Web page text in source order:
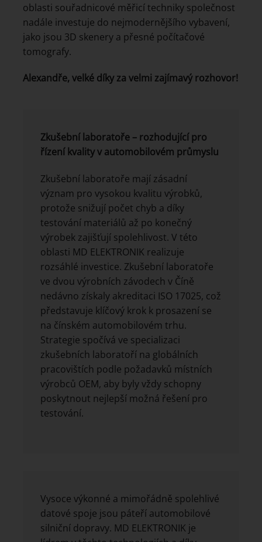
oblasti souřadnicové měřicí techniky společnost
nadále investuje do nejmodernějšího vybavení,
jako jsou 3D skenery a přesné počítačové
tomografy.
Alexandře, velké díky za velmi zajímavý rozhovor!
Zkušební laboratoře – rozhodující pro
řízení kvality v automobilovém průmyslu
Zkušební laboratoře mají zásadní
význam pro vysokou kvalitu výrobků,
protože snižují počet chyb a díky
testování materiálů až po konečný
výrobek zajišťují spolehlivost. V této
oblasti MD ELEKTRONIK realizuje
rozsáhlé investice. Zkušební laboratoře
ve dvou výrobních závodech v Číně
nedávno získaly akreditaci ISO 17025, což
představuje klíčový krok k prosazení se
na čínském automobilovém trhu.
Strategie spočívá ve specializaci
zkušebních laboratoří na globálních
pracovištích podle požadavků místních
výrobců OEM, aby byly vždy schopny
poskytnout nejlepší možná řešení pro
testování.
Vysoce výkonné a mimořádně spolehlivé
datové spoje jsou páteří automobilové
silniční dopravy. MD ELEKTRONIK je